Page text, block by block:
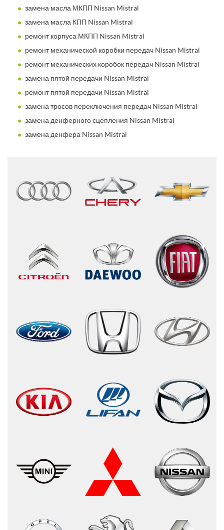
замена масла МКПП Nissan Mistral
замена масла КПП Nissan Mistral
ремонт корпуса МКПП Nissan Mistral
ремонт механической коробки передач Nissan Mistral
ремонт механических коробок передач Nissan Mistral
замена пятой передачи Nissan Mistral
ремонт пятой передачи Nissan Mistral
замена тросов переключения передач Nissan Mistral
замена денферного сцепления Nissan Mistral
замена денфера Nissan Mistral